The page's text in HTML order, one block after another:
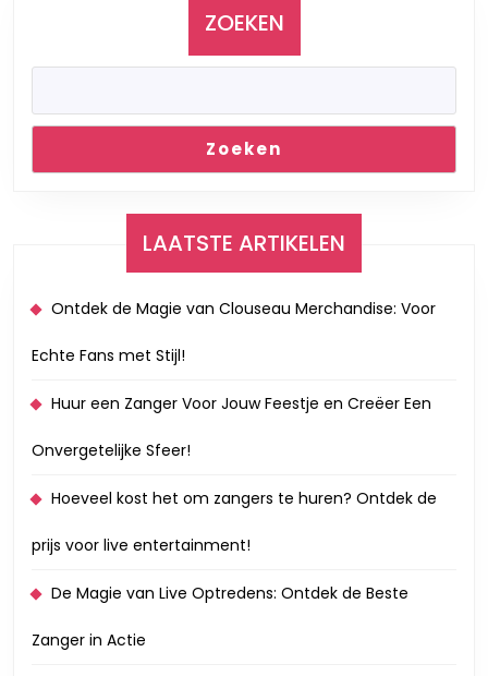
bij
past
ZOEKEN
Zoeken
LAATSTE ARTIKELEN
Ontdek de Magie van Clouseau Merchandise: Voor
Echte Fans met Stijl!
Huur een Zanger Voor Jouw Feestje en Creëer Een
Onvergetelijke Sfeer!
Hoeveel kost het om zangers te huren? Ontdek de
prijs voor live entertainment!
De Magie van Live Optredens: Ontdek de Beste
Zanger in Actie